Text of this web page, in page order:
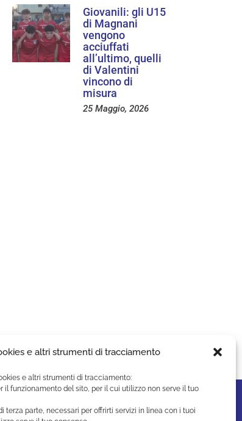
e altri strumenti di tracciamento
e altri strumenti di tracciamento:
il funzionamento del sito, per il cui utilizzo non serve il tuo
terza parte, necessari per offrirti servizi in linea con i tuoi
Giovanili: gli U15
di Magnani
vengono
acciuffati
all’ultimo, quelli
di Valentini
vincono di
misura
25 Maggio, 2026